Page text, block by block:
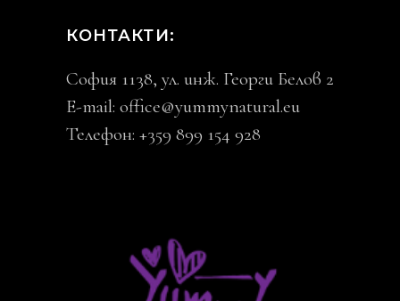
КОНТАКТИ:
София 1138, ул. инж. Георги Белов 2
E-mail: office@yummynatural.eu
Телефон: +359 899 154 928